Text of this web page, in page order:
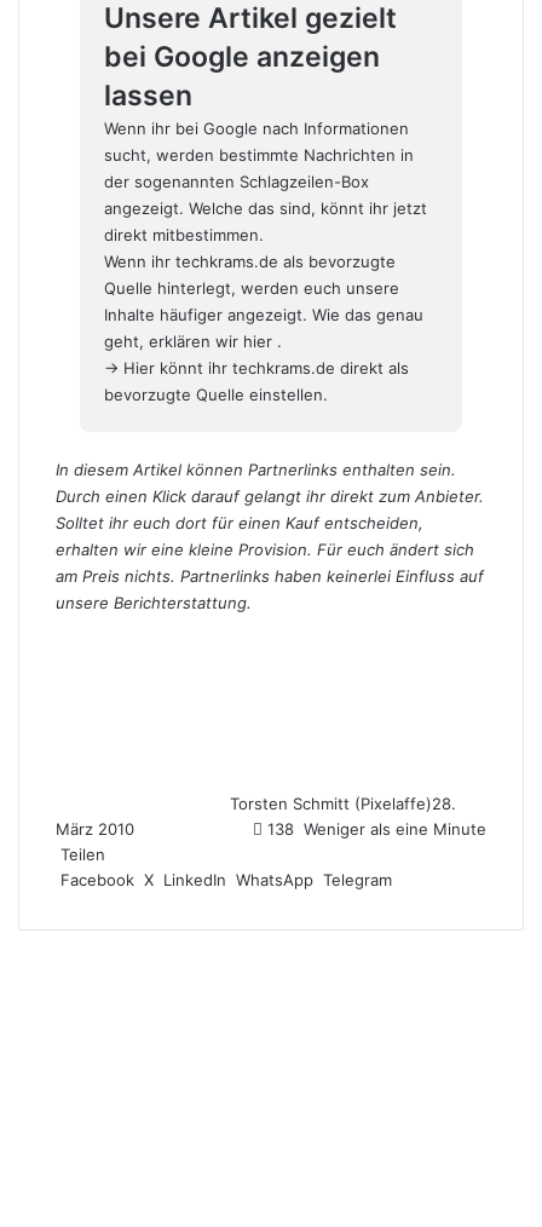
Unsere Artikel gezielt
bei Google anzeigen
lassen
Wenn ihr bei Google nach Informationen
sucht, werden bestimmte Nachrichten in
der sogenannten Schlagzeilen-Box
angezeigt. Welche das sind, könnt ihr jetzt
direkt mitbestimmen.
Wenn ihr techkrams.de als bevorzugte
Quelle hinterlegt, werden euch unsere
Inhalte häufiger angezeigt. Wie das genau
geht, erklären wir hier .
→ Hier könnt ihr techkrams.de direkt als
bevorzugte Quelle einstellen.
In diesem Artikel können Partnerlinks enthalten sein.
Durch einen Klick darauf gelangt ihr direkt zum Anbieter.
Solltet ihr euch dort für einen Kauf entscheiden,
erhalten wir eine kleine Provision. Für euch ändert sich
am Preis nichts. Partnerlinks haben keinerlei Einfluss auf
unsere Berichterstattung.
Torsten Schmitt (Pixelaffe)28.
März 2010
138 Weniger als eine Minute
Teilen
Facebook X LinkedIn WhatsApp Telegram